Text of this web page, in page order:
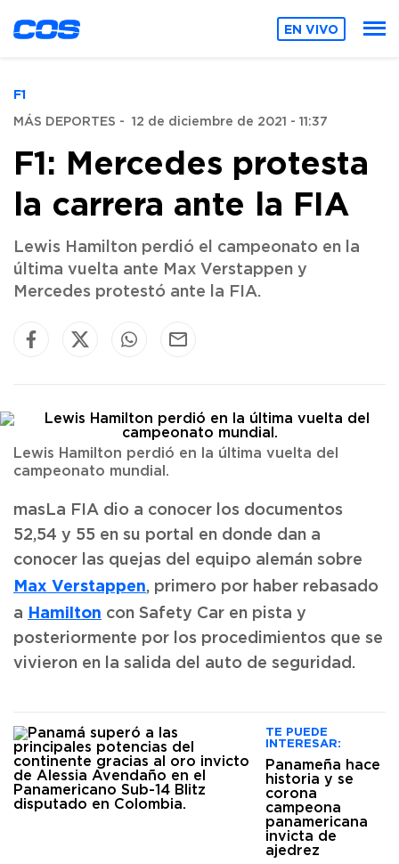
EN VIVO
F1
MÁS DEPORTES - 12 de diciembre de 2021 - 11:37
F1: Mercedes protesta
la carrera ante la FIA
Lewis Hamilton perdió el campeonato en la
última vuelta ante Max Verstappen y
Mercedes protestó ante la FIA.
Lewis Hamilton perdió en la última vuelta del
campeonato mundial.
masLa FIA dio a conocer los documentos
52,54 y 55 en su portal en donde dan a
conocer las quejas del equipo alemán sobre
Max Verstappen, primero por haber rebasado
a Hamilton con Safety Car en pista y
posteriormente por los procedimientos que se
vivieron en la salida del auto de seguridad.
TE PUEDE
INTERESAR:
Panameña hace
historia y se
corona
campeona
panamericana
invicta de
ajedrez